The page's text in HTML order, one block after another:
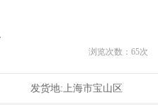
浏览次数： 65次
发货地:上海市宝山区